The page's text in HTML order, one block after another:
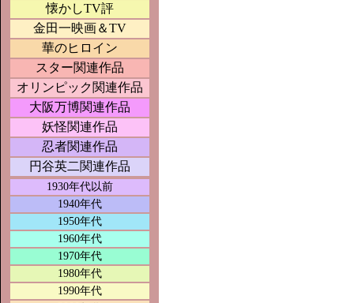
懐かしTV評
金田一映画＆TV
華のヒロイン
スター関連作品
オリンピック関連作品
大阪万博関連作品
妖怪関連作品
忍者関連作品
円谷英二関連作品
1930年代以前
1940年代
1950年代
1960年代
1970年代
1980年代
1990年代